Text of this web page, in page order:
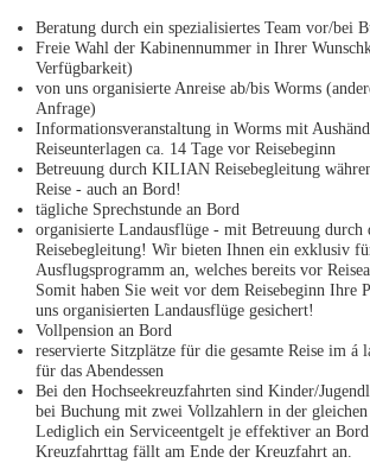
Beratung durch ein spezialisiertes Team vor/bei
Freie Wahl der Kabinennummer in Ihrer
Verfügbarkeit)
von uns organisierte Anreise ab/bis Worms
Anfrage)
Informationsveranstaltung in Worms mit
Reiseunterlagen ca. 14 Tage vor Reisebeginn
Betreuung durch KILIAN Reisebegleitung
Reise - auch an Bord!
tägliche Sprechstunde an Bord
organisierte Landausflüge - mit Betreuung
Reisebegleitung! Wir bieten Ihnen ein exklusiv
Ausflugsprogramm an, welches bereits vor
Somit haben Sie weit vor dem Reisebeginn Ihre
uns organisierten Landausflüge gesichert!
Vollpension an Bord
reservierte Sitzplätze für die gesamte Reise im á
für das Abendessen
Bei den Hochseekreuzfahrten sind Kinder/
bei Buchung mit zwei Vollzahlern in der
Lediglich ein Serviceentgelt je effektiver an
Kreuzfahrttag fällt am Ende der Kreuzfahrt an.